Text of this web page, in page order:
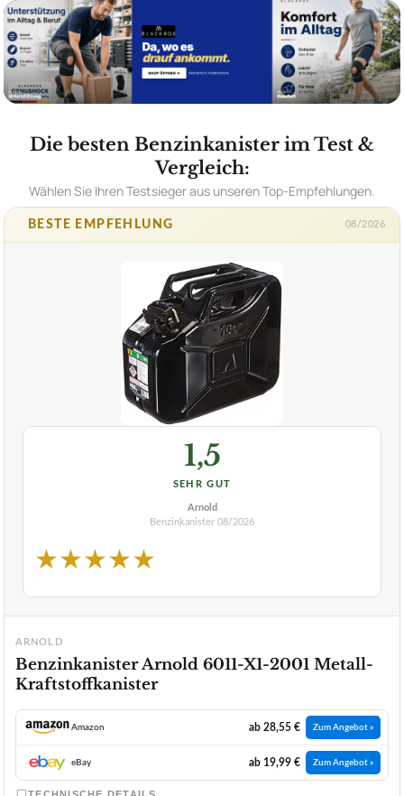
Die besten Benzinkanister im Test &
Vergleich:
Wählen Sie Ihren Testsieger aus unseren Top-Empfehlungen.
BESTE EMPFEHLUNG 08/2026
1,5
SEHR GUT
Arnold
Benzinkanister 08/2026
★★★★★
ARNOLD
Benzinkanister Arnold 6011-X1-2001 Metall-
Kraftstoffkanister
Amazon ab 28,55 € Zum Angebot »
eBay ab 19,99 € Zum Angebot »